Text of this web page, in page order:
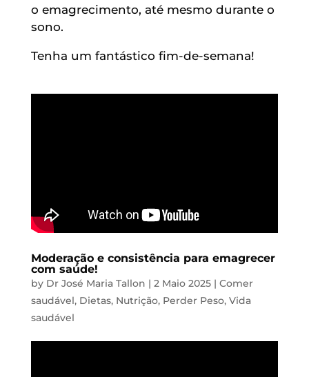
o emagrecimento, até mesmo durante o
sono.
Tenha um fantástico fim-de-semana!
Moderação e consistência para emagrecer
com saúde!
by Dr José Maria Tallon | 2 Maio 2025| Comer
saudável, Dietas, Nutrição, Perder Peso, Vida
saudável